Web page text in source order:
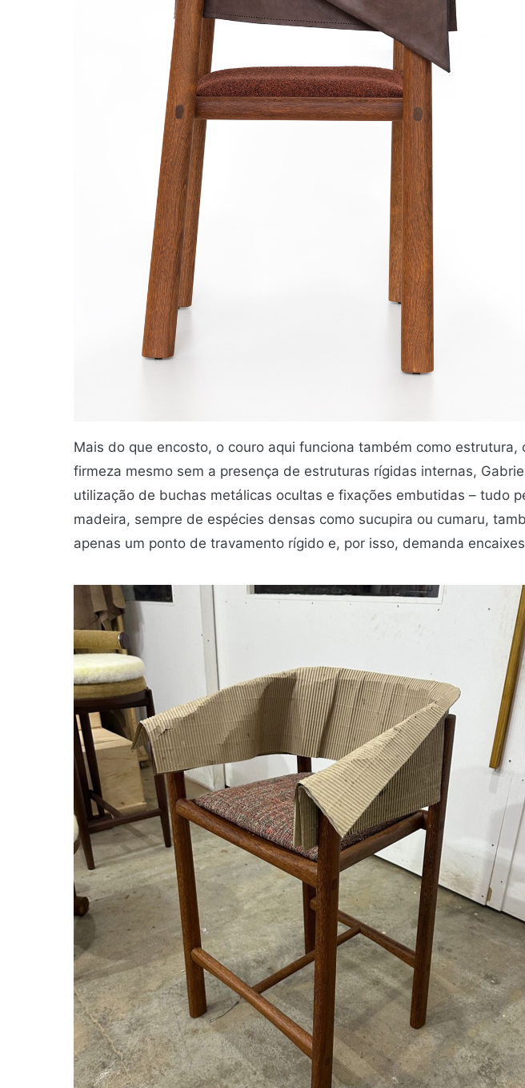
Mais do que encosto, o couro aqui funciona também como
firmeza mesmo sem a presença de estruturas rígidas internas,
utilização de buchas metálicas ocultas e fixações embutidas – tudo
madeira, sempre de espécies densas como sucupira ou cumaru,
apenas um ponto de travamento rígido e, por isso, demanda